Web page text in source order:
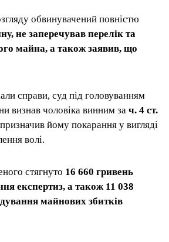
обвинувачений повністю
не заперечував перелік та
майна, а також заявив, що
справи, суд під головуванням
визнав чоловіка винним за ч. 4 ст.
йому покарання у вигляді
волі.
стягнуто 16 660 гривень
експертиз, а також 11 038
майнових збитків